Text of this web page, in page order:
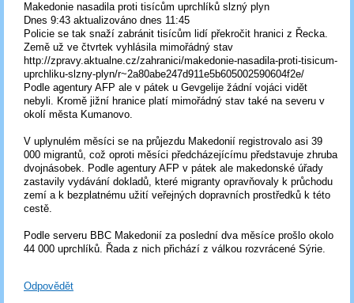
Makedonie nasadila proti tisícům uprchlíků slzný plyn
Dnes 9:43 aktualizováno dnes 11:45
Policie se tak snaží zabránit tisícům lidí překročit hranici z Řecka.
Země už ve čtvrtek vyhlásila mimořádný stav
http://zpravy.aktualne.cz/zahranici/makedonie-nasadila-proti-tisicum-
uprchliku-slzny-plyn/r~2a80abe247d911e5b605002590604f2e/
Podle agentury AFP ale v pátek u Gevgelije žádní vojáci vidět
nebyli. Kromě jižní hranice platí mimořádný stav také na severu v
okolí města Kumanovo.
V uplynulém měsíci se na průjezdu Makedonií registrovalo asi 39
000 migrantů, což oproti měsíci předcházejícímu představuje zhruba
dvojnásobek. Podle agentury AFP v pátek ale makedonské úřady
zastavily vydávání dokladů, které migranty opravňovaly k průchodu
zemí a k bezplatnému užití veřejných dopravních prostředků k této
cestě.
Podle serveru BBC Makedonií za poslední dva měsíce prošlo okolo
44 000 uprchlíků. Řada z nich přichází z válkou rozvrácené Sýrie.
Odpovědět